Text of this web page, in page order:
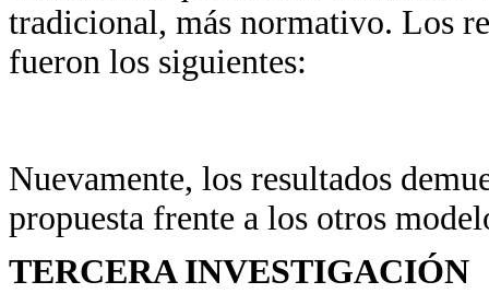
tradicional, más normativo. Los
fueron los siguientes:
Nuevamente, los resultados
propuesta frente a los otros
TERCERA INVESTIGACIÓN